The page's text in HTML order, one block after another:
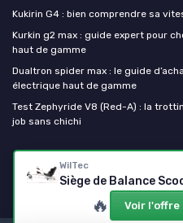
WilTec
🔥 Voir l'offre
Kukirin G4 : bien comprendre sa
Kurkin g2 max : guide expert pour
haut de gamme
Dualtron spider max : le guide
électrique haut de gamme
Test Zephyride V8 (Red-A) : la
job sans chichi
Ma trottinette electrique